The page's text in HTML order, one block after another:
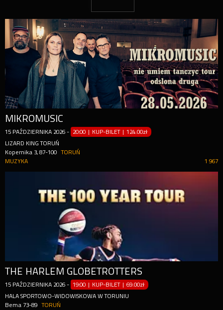
MIKROMUSIC
15 PAŹDZIERNIKA 2026 - 20:00 | KUP-BILET |124.00zł
LIZARD KING TORUŃ
Kopernika 3, 87-100
TORUŃ
1 967
MUZYKA
THE HARLEM GLOBETROTTERS
15 PAŹDZIERNIKA 2026 - 19:00 | KUP-BILET |69.00zł
HALA SPORTOWO-WIDOWISKOWA W TORUNIU
Bema 73-89
TORUŃ